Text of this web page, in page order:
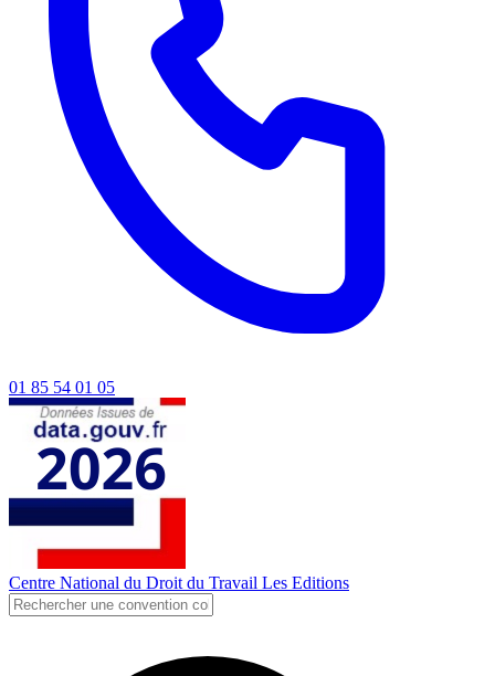
01 85 54 01 05
Centre National du Droit du Travail Les Editions